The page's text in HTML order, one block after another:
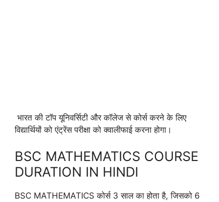
भारत की टॉप यूनिवर्सिटी और कॉलेज से कोर्स करने के लिए
विद्यार्थियों को एंट्रेंस परीक्षा को क्वालीफाई करना होगा।
BSC MATHEMATICS COURSE
DURATION IN HINDI
BSC MATHEMATICS कोर्स 3 साल का होता है, जिसको 6